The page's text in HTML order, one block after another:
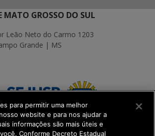
MATO GROSSO DO SUL
Leão Neto do Carmo 1203
Grande | MS
para permitir uma melhor
website e para nos ajudar a
informações são mais úteis e
Conforme Decreto Estadual